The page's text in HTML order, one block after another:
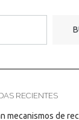
RECIENTES
mecanismos de